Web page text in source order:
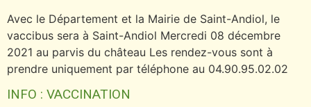
Avec le Département et la Mairie de Saint-Andiol, le
vaccibus sera à Saint-Andiol Mercredi 08 décembre
2021 au parvis du château Les rendez-vous sont à
prendre uniquement par téléphone au 04.90.95.02.02
INFO : VACCINATION